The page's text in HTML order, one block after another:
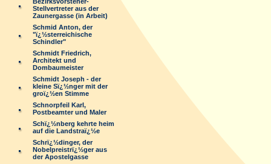
Stellvertreter aus der
Zaunergasse (in Arbeit)
Schmid Anton, der
"ï¿½sterreichische
Schindler"
Schmidt Friedrich,
Architekt und
Dombaumeister
Schmidt Joseph - der
kleine Sï¿½nger mit der
groï¿½en Stimme
Schnorpfeil Karl,
Postbeamter und Maler
Schï¿½nberg kehrte heim
auf die Landstraï¿½e
Schrï¿½dinger, der
Nobelpreistrï¿½ger aus
der Apostelgasse